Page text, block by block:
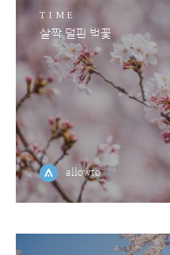
TIME
살짝 덜핀 벚꽃
allowto